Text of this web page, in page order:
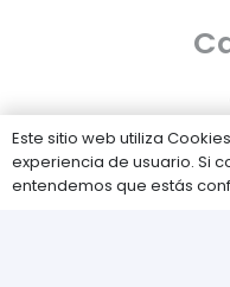
Este sitio web utiliza
experiencia de usuario. Si
entendemos que estás